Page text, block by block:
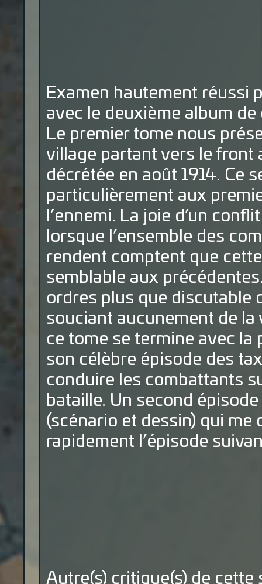
Examen hautement réussi
avec le deuxième album
Le premier tome nous
village partant vers le front
décrétée en août 1914. Ce
particulièrement aux
l’ennemi. La joie d’un
lorsque l’ensemble des
rendent comptent que
semblable aux
ordres plus que discutable
souciant aucunement de la
ce tome se termine avec
son célèbre épisode des
conduire les combattants
bataille. Un second
(scénario et dessin) qui me
rapidement l’épisode
Autre(s) critique(s) de cette